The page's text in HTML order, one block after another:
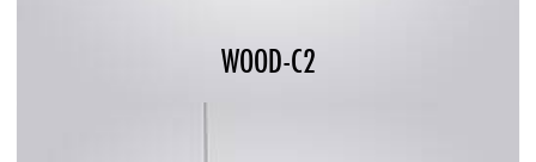
WOOD-C2